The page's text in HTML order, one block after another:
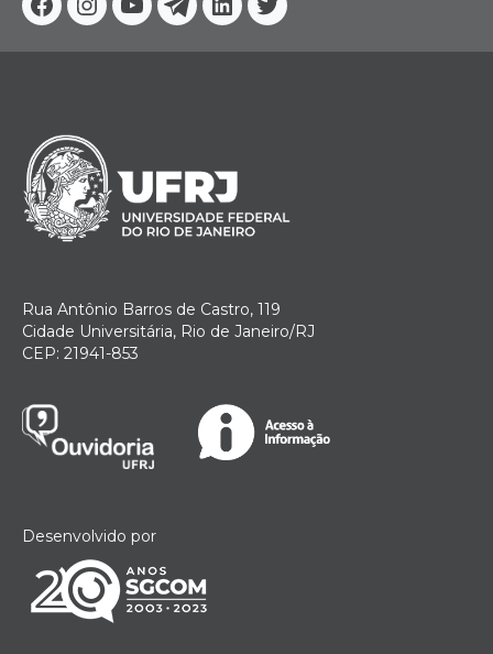
Facebook
Instagram
YoutubeTelegram
Linkedin
Twitter
Rua Antônio Barros de Castro, 119
Cidade Universitária, Rio de Janeiro/RJ
CEP: 21941-853
Desenvolvido por